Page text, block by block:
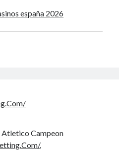
españa 2026
Atletico Campeon
,